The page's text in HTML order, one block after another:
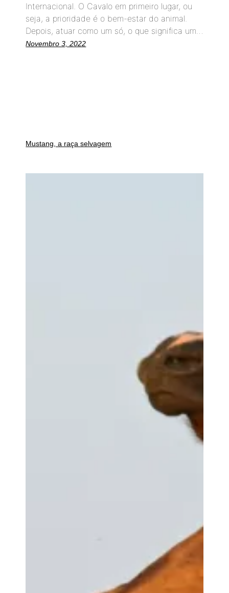
Internacional. O Cavalo em primeiro lugar, ou
seja, a prioridade é o bem-estar do animal.
Depois, atuar como um só, o que significa um…
Novembro 3, 2022
Mustang, a raça selvagem